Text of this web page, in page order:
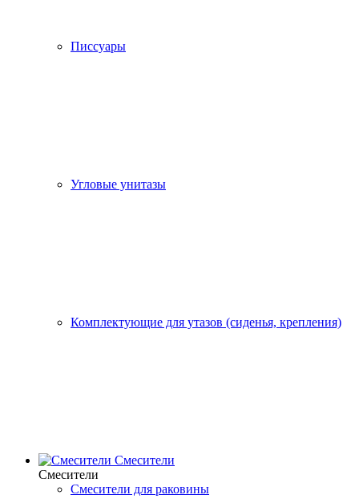
Писсуары
Угловые унитазы
Комплектующие для утазов (сиденья, крепления)
Смесители
Смесители
Смесители для раковины